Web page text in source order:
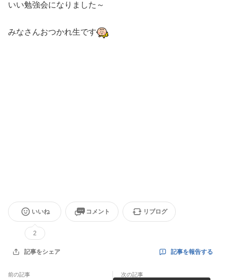
いい勉強会になりました～
みなさんおつかれ生です
いいね
2
コメント リブログ
記事をシェア 記事を報告する
前の記事 次の記事